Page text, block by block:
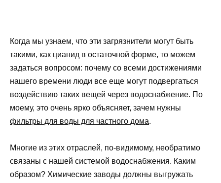
Когда мы узнаем, что эти загрязнители могут быть
такими, как цианид в остаточной форме, то можем
задаться вопросом: почему со всеми достижениями
нашего времени люди все еще могут подвергаться
воздействию таких вещей через водоснабжение. По
моему, это очень ярко объясняет, зачем нужны
фильтры для воды для частного дома.
Многие из этих отраслей, по-видимому, необратимо
связаны с нашей системой водоснабжения. Каким
образом? Химические заводы должны выгружать